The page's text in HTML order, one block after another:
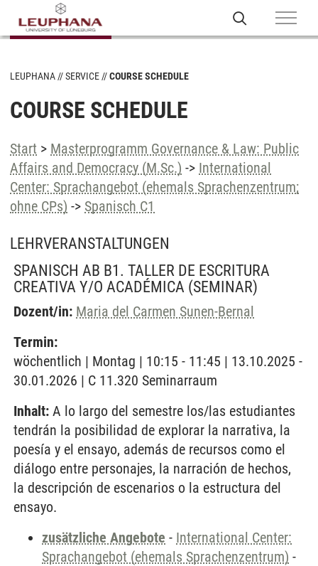
LEUPHANA SERVICE COURSE SCHEDULE
COURSE SCHEDULE
Start > Masterprogramm Governance & Law: Public
Affairs and Democracy (M.Sc.) -> International
Center: Sprachangebot (ehemals Sprachenzentrum;
ohne CPs) -> Spanisch C1
LEHRVERANSTALTUNGEN
SPANISCH AB B1. TALLER DE ESCRITURA
CREATIVA Y/O ACADÉMICA (SEMINAR)
Dozent/in: Maria del Carmen Sunen-Bernal
Termin:
wöchentlich | Montag | 10:15 - 11:45 | 13.10.2025 -
30.01.2026 | C 11.320 Seminarraum
Inhalt: A lo largo del semestre los/las estudiantes
tendrán la posibilidad de explorar la narrativa, la
poesía y el ensayo, además de recursos como el
diálogo entre personajes, la narración de hechos,
la descripción de escenarios o la estructura del
ensayo.
zusätzliche Angebote - International Center:
Sprachangebot (ehemals Sprachenzentrum) -